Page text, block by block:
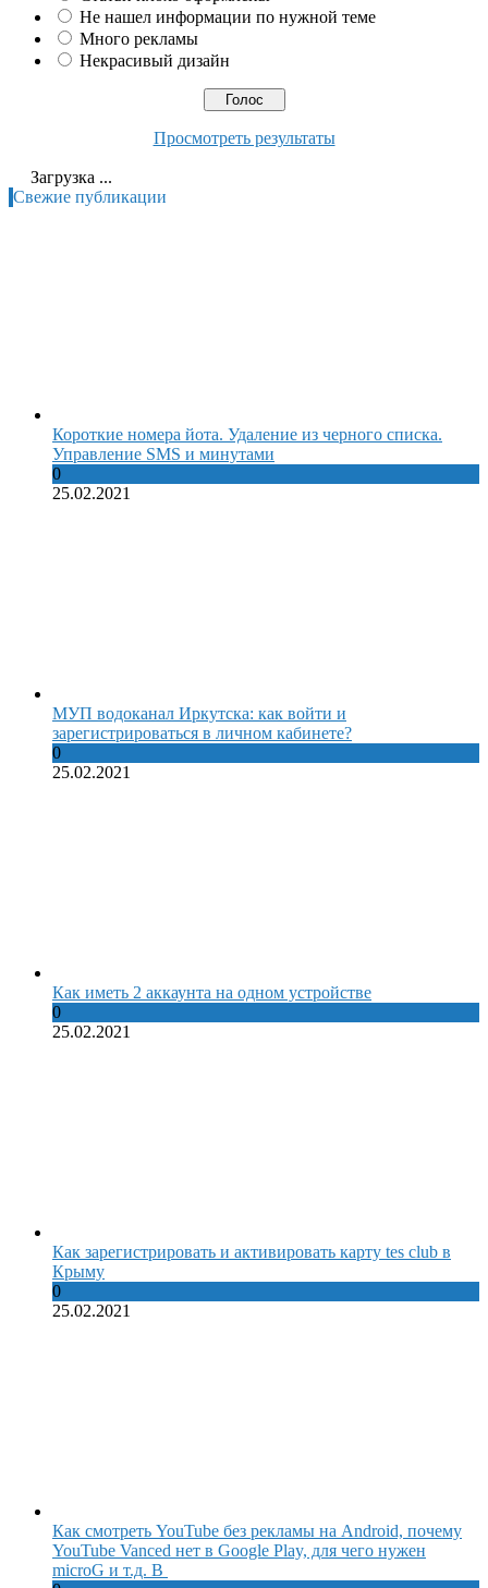
Не нашел информации по нужной теме
Много рекламы
Некрасивый дизайн
Просмотреть результаты
Загрузка ...
Свежие публикации
Короткие номера йота. Удаление из черного списка.
Управление SMS и минутами
0
25.02.2021
МУП водоканал Иркутска: как войти и
зарегистрироваться в личном кабинете?
0
25.02.2021
Как иметь 2 аккаунта на одном устройстве
0
25.02.2021
Как зарегистрировать и активировать карту tes club в
Крыму
0
25.02.2021
Как смотреть YouTube без рекламы на Android, почему
YouTube Vanced нет в Google Play, для чего нужен
microG и т.д. В